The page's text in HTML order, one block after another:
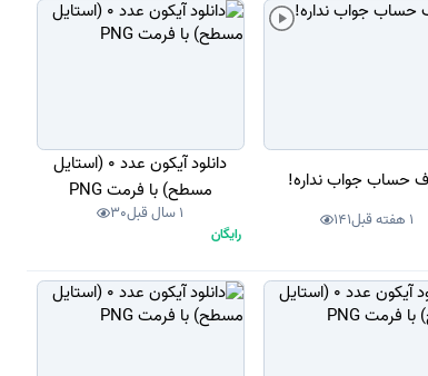
حساب جواب نداره!
1 هفته قبل 141
دانلود آیکون عدد 0 (استایل
مسطح) با فرمت PNG
1 سال قبل 30
رایگان